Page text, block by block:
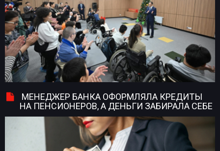
МЕНЕДЖЕР БАНКА ОФОРМЛЯЛА КРЕДИТЫ
НА ПЕНСИОНЕРОВ, А ДЕНЬГИ ЗАБИРАЛА СЕБЕ